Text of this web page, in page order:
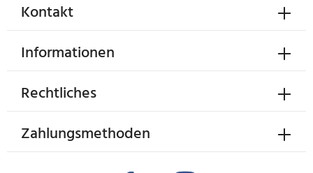
Zahlungsmethoden
Kontakt
Informationen
Rechtliches